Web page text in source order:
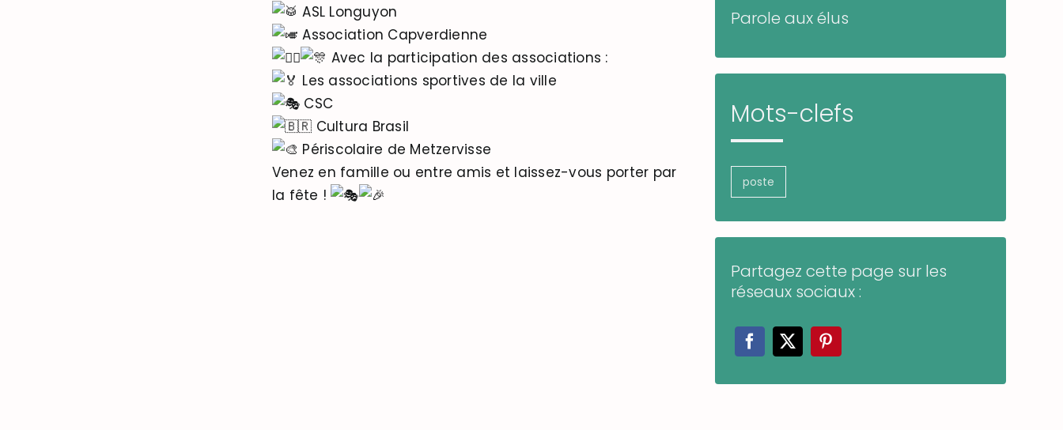
ASL Longuyon
Association Capverdienne
Avec la participation des associations :
Les associations sportives de la ville
CSC
Cultura Brasil
Périscolaire de Metzervisse
Venez en famille ou entre amis et laissez-vous porter par
la fête !
Parole aux élus
Mots-clefs
poste
Partagez cette page sur les
réseaux sociaux :